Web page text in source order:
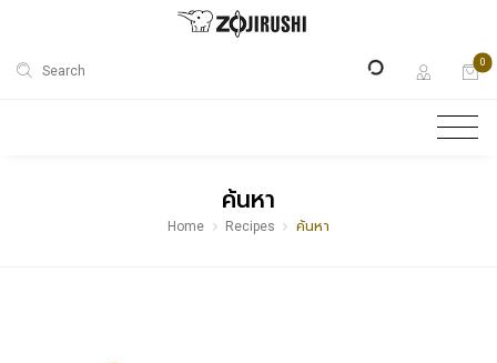
Search
0
ค้นหา
Home Recipes ค้นหา